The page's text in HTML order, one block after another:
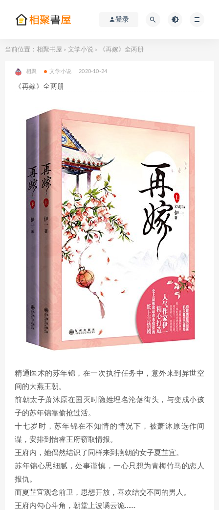
登录
当前位置： 相聚书屋 > 文学小说 > 《再嫁》全两册
相聚 文学小说 2020-10-24
《再嫁》全两册
精通医术的苏年锦，在一次执行任务中，意外来到异世空
间的大燕王朝。
前朝太子萧沐原在国灭时隐姓埋名沦落街头，与变成小孩
子的苏年锦靠偷抢过活。
十七岁时，苏年锦在不知情的情况下，被萧沐原选作间
谍，安排到怡睿王府窃取情报。
王府内，她偶然结识了同样来到燕朝的女子夏芷宜。
苏年锦心思细腻，处事谨慎，一心只想为青梅竹马的恋人
报仇。
而夏芷宜观念前卫，思想开放，喜欢结交不同的男人。
王府内勾心斗角，朝堂上波谲云诡……